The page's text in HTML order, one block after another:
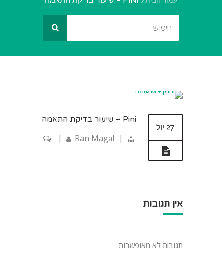
27 יול
Pini – שיעור בדיקת התאמה
Ran Magal |
|
אין תגובות
תגובות לא מאופשרות